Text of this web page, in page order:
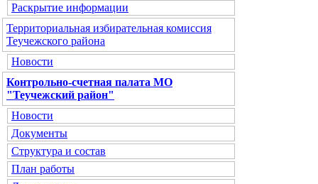
Раскрытие информации
Территориальная избирательная комиссия
Теучежского района
Новости
Контрольно-счетная палата МО
"Теучежский район"
Новости
Документы
Структура и состав
План работы